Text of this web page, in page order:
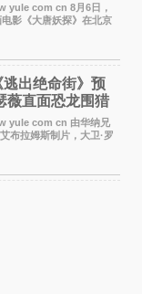
com cn 8月6日，
影《大唐妖探》在北京
腾、联合导演黄珉、总
莹莹，配音导演张喆，
出绝命街》预
薇直面恐龙围猎
com cn 由华纳兄
布拉姆斯制片，大卫·罗
巨星安妮·海瑟薇和伊万
2026暑期惊悚冒险大片